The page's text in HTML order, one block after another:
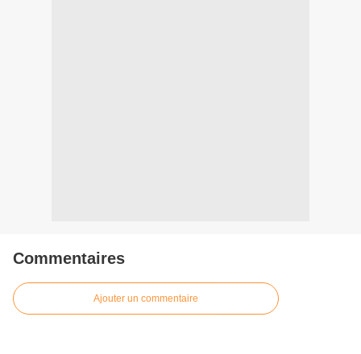
Commentaires
Ajouter un commentaire